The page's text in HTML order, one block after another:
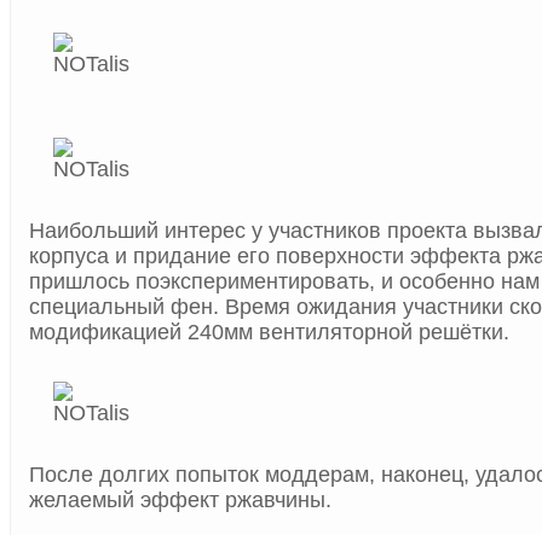
Наибольший интерес у участников проекта
корпуса и придание его поверхности эффекта
пришлось поэкспериментировать, и особенно
специальный фен. Время ожидания участники
модификацией 240мм вентиляторной решётки.
После долгих попыток моддерам, наконец,
желаемый эффект ржавчины.